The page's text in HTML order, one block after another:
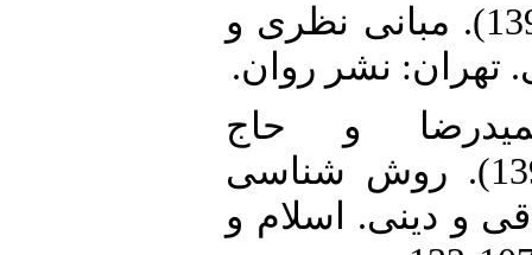
28. علاقه بند، علی( 1395). مبانی نظری و
تهران: نشر روان.
و حاج
غلامرضایی، مهناز (1391). روش شناسی
و دینی. اسلام و